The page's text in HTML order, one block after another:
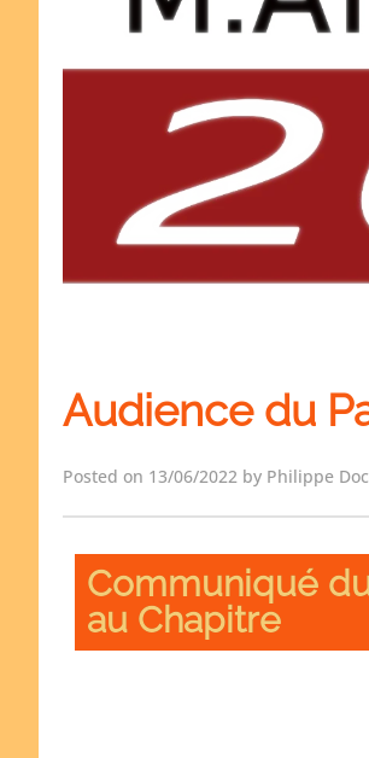
Audience du
Posted on 13/06/2022 by Philippe
Communiqué
au Chapitre